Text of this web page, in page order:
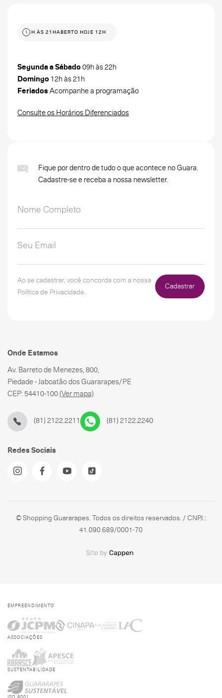
HOJE 12H ÀS 21H ABERTO HOJE 12H ÀS 21H
Segunda a Sábado09h às 22h
Domingo 12h às 21h
FeriadosAcompanhe a programação
Consulte os Horários Diferenciados
Fique por dentro de tudo o que acontece no Guara.
Cadastre-se e receba a nossa newsletter.
Ao se cadastrar, você concorda com a nossa
Política de Privacidade.
Cadastrar
Onde Estamos
Av. Barreto de Menezes, 800,
Piedade - Jaboatão dos Guararapes/PE
CEP: 54410-100(Ver mapa)
Redes Sociais
(81) 2122.2211 (81) 2122.2240
© Shopping Guararapes. Todos os direitos reservados. / CNPJ.:
41.090.689/0001-70
EMPREENDIMENTO
ASSOCIAÇÕES
SUSTENTABILIDADE